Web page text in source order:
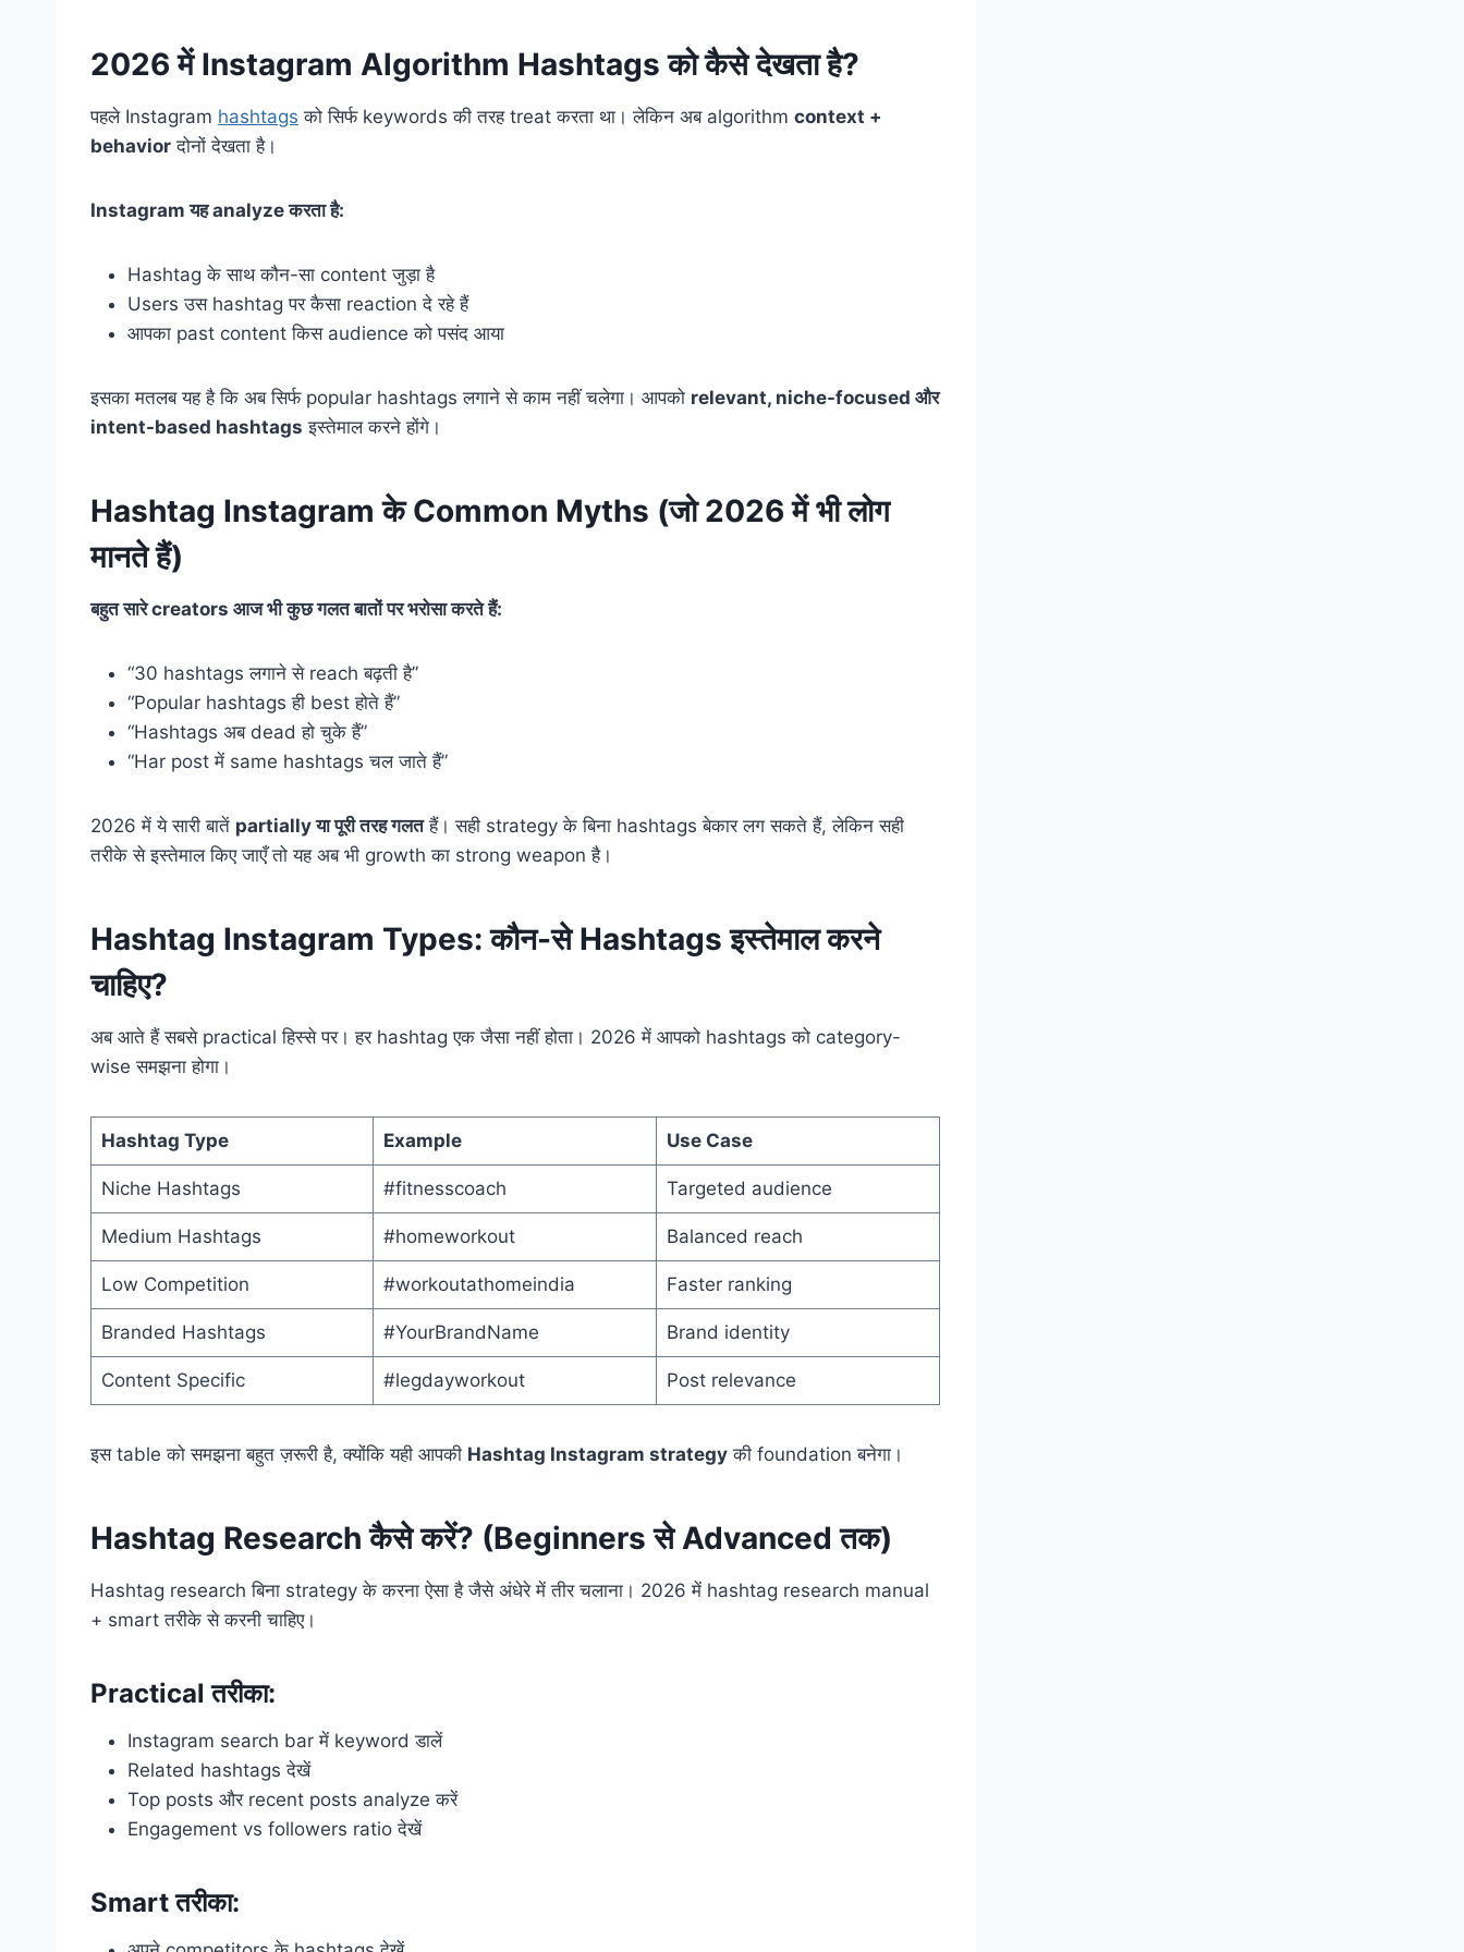
2026 में Instagram Algorithm Hashtags को कैसे देखता है?
पहले Instagram hashtags को सिर्फ keywords की तरह treat करता था। लेकिन अब algorithm context +
behavior दोनों देखता है।
Instagram यह analyze करता है:
Hashtag के साथ कौन-सा content जुड़ा है
Users उस hashtag पर कैसा reaction दे रहे हैं
आपका past content किस audience को पसंद आया
इसका मतलब यह है कि अब सिर्फ popular hashtags लगाने से काम नहीं चलेगा। आपको relevant, niche-focused और
intent-based hashtags इस्तेमाल करने होंगे।
Hashtag Instagram के Common Myths (जो 2026 में भी लोग
मानते हैं)
बहुत सारे creators आज भी कुछ गलत बातों पर भरोसा करते हैं:
“30 hashtags लगाने से reach बढ़ती है”
“Popular hashtags ही best होते हैं”
“Hashtags अब dead हो चुके हैं”
“Har post में same hashtags चल जाते हैं”
2026 में ये सारी बातें partially या पूरी तरह गलतहैं। सही strategy के बिना hashtags बेकार लग सकते हैं, लेकिन सही
तरीके से इस्तेमाल किए जाएँ तो यह अब भी growth का strong weapon है।
Hashtag Instagram Types: कौन-से Hashtags इस्तेमाल करने
चाहिए?
अब आते हैं सबसे practical हिस्से पर। हर hashtag एक जैसा नहीं होता। 2026 में आपको hashtags को category-
wise समझना होगा।
Hashtag Type Example Use Case
Niche Hashtags #fitnesscoach Targeted audience
Medium Hashtags #homeworkout Balanced reach
Low Competition #workoutathomeindia Faster ranking
Branded Hashtags #YourBrandName Brand identity
Content Specific #legdayworkout Post relevance
इस table को समझना बहुत ज़रूरी है, क्योंकि यही आपकी Hashtag Instagram strategy की foundation बनेगा।
Hashtag Research कैसे करें? (Beginners से Advanced तक)
Hashtag research बिना strategy के करना ऐसा है जैसे अंधेरे में तीर चलाना। 2026 में hashtag research manual
+ smart तरीके से करनी चाहिए।
Practical तरीका:
Instagram search bar में keyword डालें
Related hashtags देखें
Top posts और recent posts analyze करें
Engagement vs followers ratio देखें
Smart तरीका: